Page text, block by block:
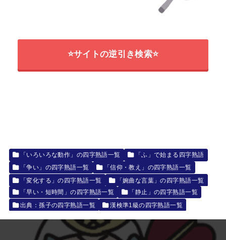
⭐サイトの逆引き検索⭐
「いろいろな動作」の四字熟語一覧
「ふ」で始まる四字熟語
「争い」の四字熟語一覧
「信仰・教え」の四字熟語一覧
「変化する」の四字熟語一覧
「婉曲な言葉」の四字熟語一覧
「早い・短時間」の四字熟語一覧
「静止」の四字熟語一覧
出典：孫子の四字熟語一覧
漢検準1級の四字熟語一覧